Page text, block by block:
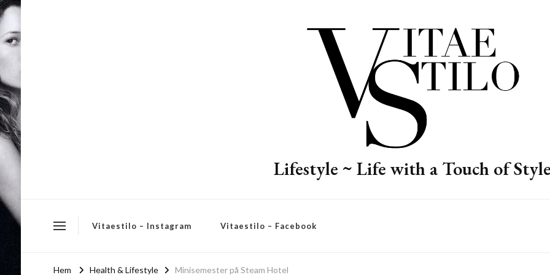
Lifestyle ~ Life with a Touch of
Vitaestilo – Instagram Vitaestilo – Facebook
Hem Health & Lifestyle Minisemester på Steam Hotel